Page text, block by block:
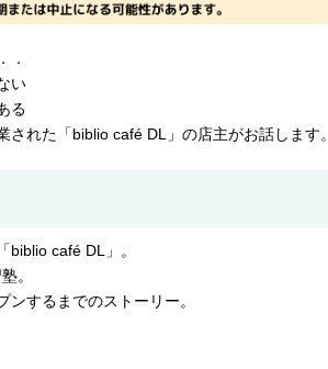
．
い
る
れた「biblio café DL」の店主がお話します。
café DL」。
。
するまでのストーリー。